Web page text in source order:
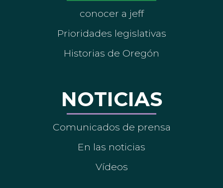
conocer a jeff
Prioridades legislativas
Historias de Oregón
NOTICIAS
Comunicados de prensa
En las noticias
Vídeos